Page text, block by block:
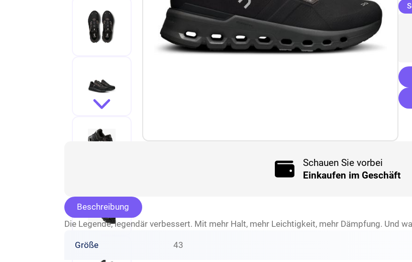
Schauen Sie vorbei
Einkaufen im Geschäft
Beschreibung
Die Legende, legendär verbessert. Mit mehr Halt, mehr Leichtigkeit, mehr Dämpfung. Und
Größe 43